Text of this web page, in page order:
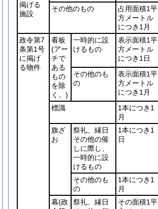
掲げる
施設
その他のもの
占用面積1平
方メートル
につき1月
政令第7
条第1号
に掲げ
る物件
看板
(アー
チで
ある
もの
を除
く。)
一時的に設
けるもの
表示面積1平
方メートル
につき1日
その他のも
の
表示面積1平
方メートル
につき1月
標識
1本につき1
月
旗ざ
お
祭礼、縁日
その他の催
しに際し、
一時的に設
けるもの
1本につき1
日
その他のも
の
1本につき1
月
幕(政
祭礼、縁日
その面積1平